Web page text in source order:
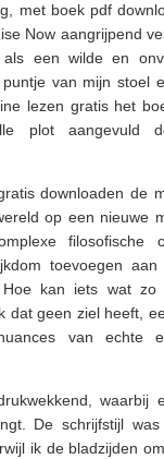
met boek pdf
Now aangrijpend
een wilde en
van mijn stoel
lezen gratis het
plot aangevuld
downloaden de
op een nieuwe
filosofische
toevoegen
Hoe kan iets wat
dat geen ziel heeft,
van echte
waarbij
De schrijfstijl
ik de bladzijden